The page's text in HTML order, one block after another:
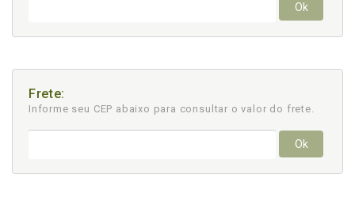
Ok
Frete:
Informe seu CEP abaixo para consultar o valor do frete.
Ok